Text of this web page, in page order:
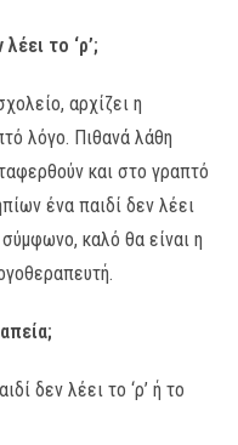
το ‘ρ’;
αρχίζει η
λόγο. Πιθανά λάθη
και στο γραπτό
ένα παιδί δεν λέει
σύμφωνο, καλό θα είναι η
δεν λέει το ‘ρ’ ή το